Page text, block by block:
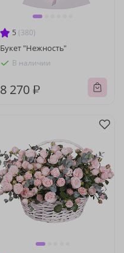
5 (380)
Букет "Нежность"
В наличии
8 270 ₽